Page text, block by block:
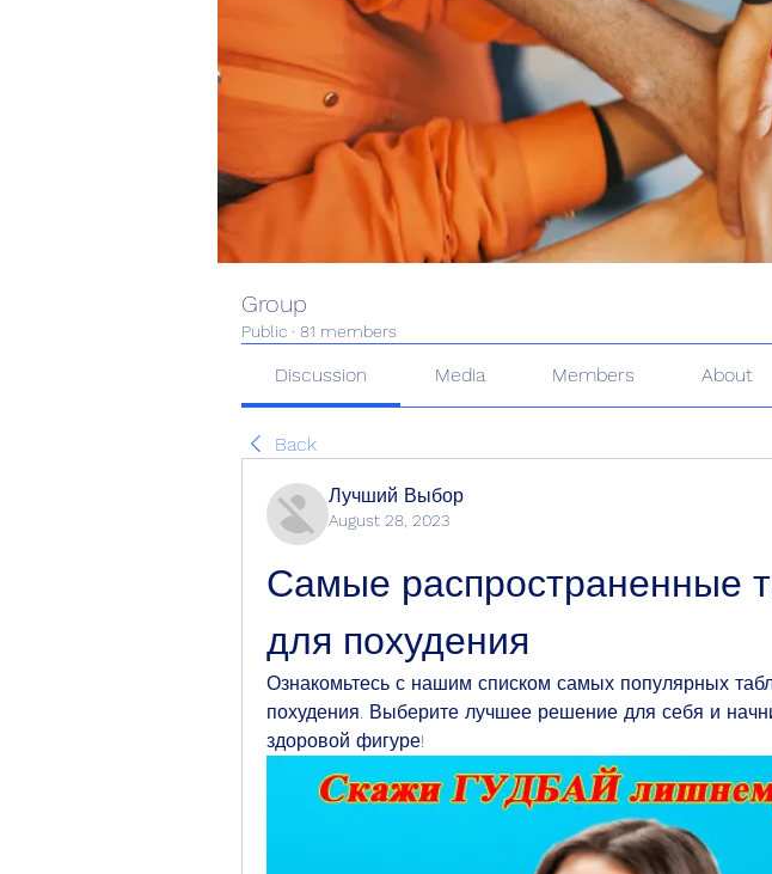
Group
Public · 81 members
Discussion Media Members About
Back
Лучший Выбор
August 28, 2023
Самые распространенные
для похудения
Ознакомьтесь с нашим списком самых популярных
похудения. Выберите лучшее решение для себя и
здоровой фигуре!